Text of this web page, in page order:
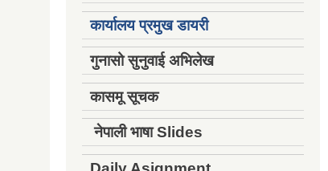
कार्यालय प्रमुख डायरी
गुनासो सुनुवाई अभिलेख
कासमू सूचक
नेपाली भाषा Slides